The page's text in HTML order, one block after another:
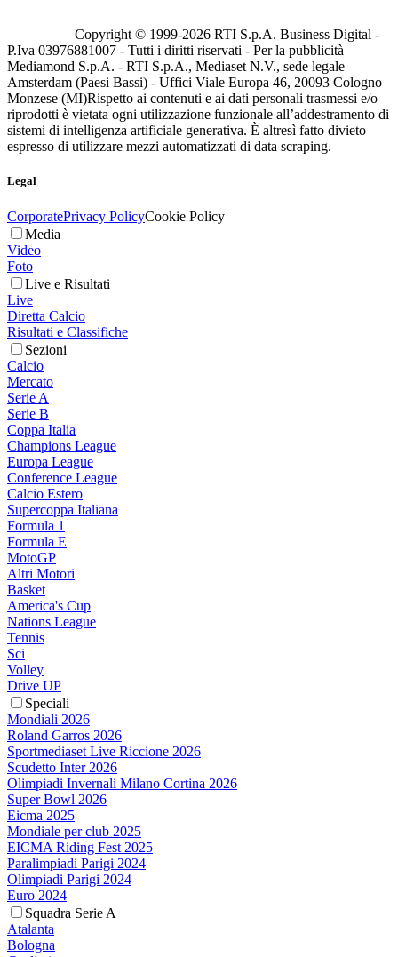
Copyright © 1999-2026 RTI S.p.A. Business Digital -
P.Iva 03976881007 - Tutti i diritti riservati - Per la pubblicità
Mediamond S.p.A. - RTI S.p.A., Mediaset N.V., sede legale
Amsterdam (Paesi Bassi) - Uffici Viale Europa 46, 20093 Cologno
Monzese (MI)Rispetto ai contenuti e ai dati personali trasmessi e/o
riprodotti è vietata ogni utilizzazione funzionale all’addestramento di
sistemi di intelligenza artificiale generativa. È altresì fatto divieto
espresso di utilizzare mezzi automatizzati di data scraping.
Legal
CorporatePrivacy PolicyCookie Policy
Media
Video
Foto
Live e Risultati
Live
Diretta Calcio
Risultati e Classifiche
Sezioni
Calcio
Mercato
Serie A
Serie B
Coppa Italia
Champions League
Europa League
Conference League
Calcio Estero
Supercoppa Italiana
Formula 1
Formula E
MotoGP
Altri Motori
Basket
America's Cup
Nations League
Tennis
Sci
Volley
Drive UP
Speciali
Mondiali 2026
Roland Garros 2026
Sportmediaset Live Riccione 2026
Scudetto Inter 2026
Olimpiadi Invernali Milano Cortina 2026
Super Bowl 2026
Eicma 2025
Mondiale per club 2025
EICMA Riding Fest 2025
Paralimpiadi Parigi 2024
Olimpiadi Parigi 2024
Euro 2024
Squadra Serie A
Atalanta
Bologna